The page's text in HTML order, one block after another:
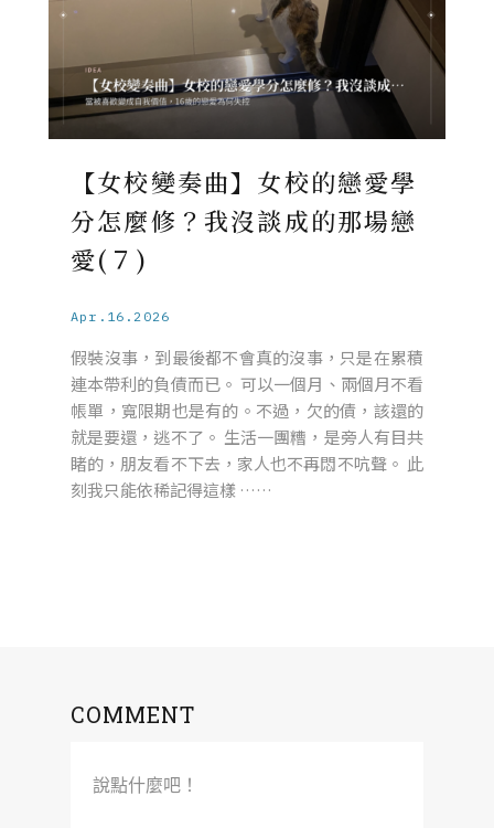
【女校變奏曲】女校的戀愛學
分怎麼修？我沒談成的那場戀
愛(７)
Apr.16.2026
假裝沒事，到最後都不會真的沒事，只是在累積
連本帶利的負債而已。 可以一個月、兩個月不看
帳單，寬限期也是有的。不過，欠的債，該還的
就是要還，逃不了。 生活一團糟，是旁人有目共
睹的，朋友看不下去，家人也不再悶不吭聲。 此
刻我只能依稀記得這樣 ……
COMMENT
說點什麼吧！